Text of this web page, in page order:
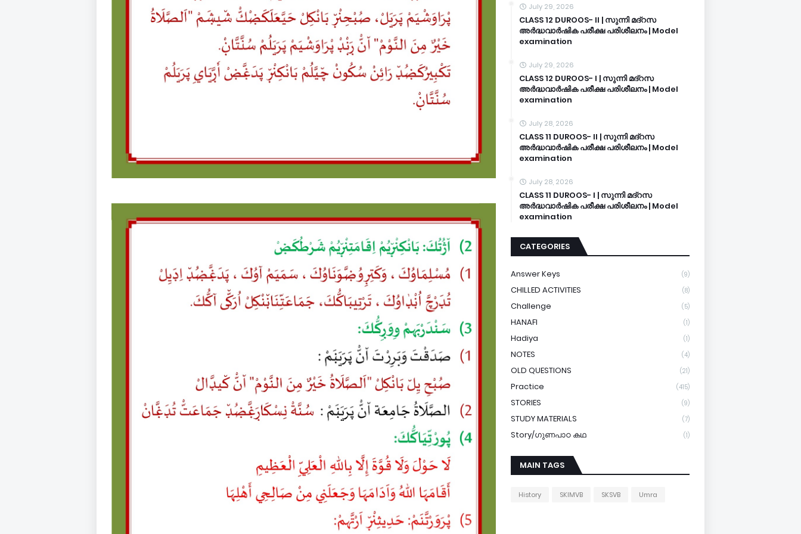
July 29, 2026
CLASS 12 DUROOS- II | സുന്നി മദ്റസ
അർദ്ധവാർഷിക പരീക്ഷ പരിശീലനം | Model
examination
July 29, 2026
CLASS 12 DUROOS- I | സുന്നി മദ്റസ
അർദ്ധവാർഷിക പരീക്ഷ പരിശീലനം | Model
examination
July 28, 2026
CLASS 11 DUROOS- II | സുന്നി മദ്റസ
അർദ്ധവാർഷിക പരീക്ഷ പരിശീലനം | Model
examination
July 28, 2026
CLASS 11 DUROOS- I | സുന്നി മദ്റസ
അർദ്ധവാർഷിക പരീക്ഷ പരിശീലനം | Model
examination
CATEGORIES
Answer Keys (9)
CHILLED ACTIVITIES (8)
Challenge (5)
HANAFI (1)
Hadiya (1)
NOTES (4)
OLD QUESTIONS (21)
Practice (415)
STORIES (9)
STUDY MATERIALS (7)
Story/ഗുണപാഠ കഥ (1)
MAIN TAGS
History SKIMVB SKSVB Umra